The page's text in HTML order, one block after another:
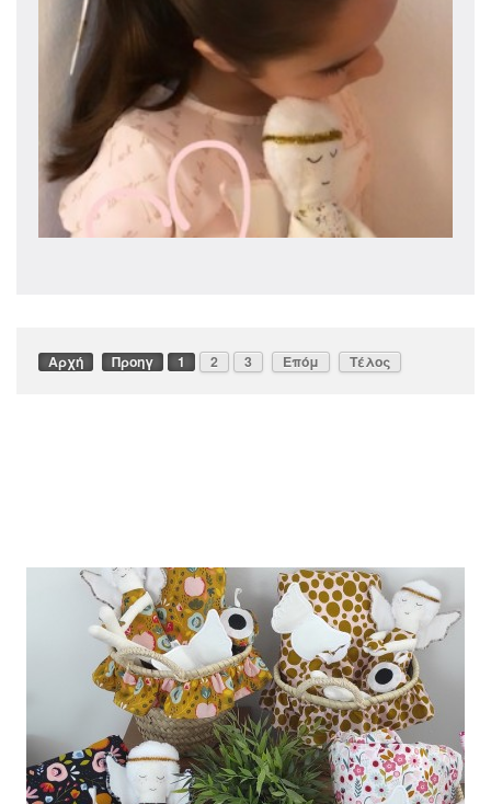
Αρχή Προηγ 1 2 3 Επόμ Τέλος